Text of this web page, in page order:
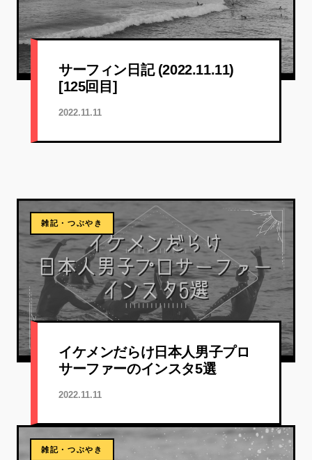
サーフィン日記 (2022.11.11)
[125回目]
2022.11.11
雑記・つぶやき
イケメンだらけ日本人男子プロ
サーファーのインスタ5選
2022.11.11
雑記・つぶやき